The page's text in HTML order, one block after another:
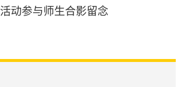
活动参与师生合影留念